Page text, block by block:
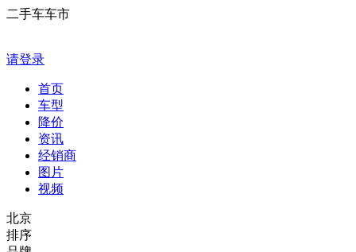
二手车车市
请登录
首页
车型
降价
资讯
经销商
图片
视频
北京
排序